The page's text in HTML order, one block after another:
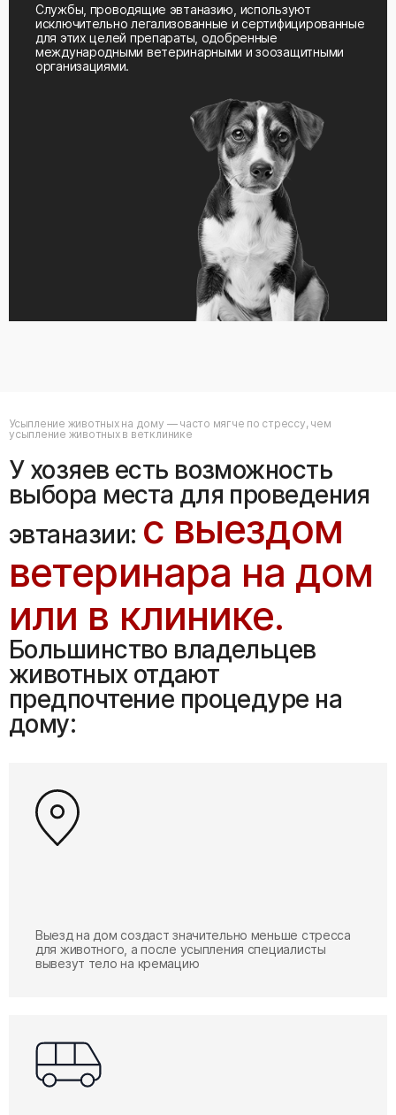
Службы, проводящие эвтаназию, используют
исключительно легализованные и сертифицированные
для этих целей препараты, одобренные
международными ветеринарными и зоозащитными
организациями.
Усыпление животных на дому — часто мягче по стрессу, чем
усыпление животных в ветклинике
У хозяев есть возможность
выбора места для проведения
эвтаназии: с выездом
ветеринара на дом
или в клинике.
Большинство владельцев
животных отдают
предпочтение процедуре на
дому:
Выезд на дом создаст значительно меньше стресса
для животного, а после усыпления специалисты
вывезут тело на кремацию